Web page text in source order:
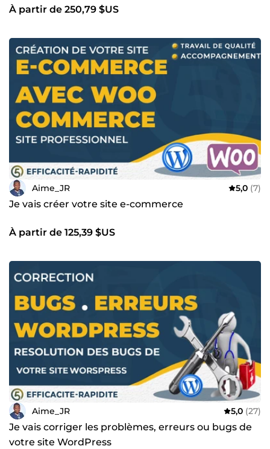
À partir de 250,79 $US
Aime_JR 5,0 (7)
Je vais créer votre site e-commerce
À partir de 125,39 $US
Aime_JR 5,0 (27)
Je vais corriger les problèmes, erreurs ou bugs de
votre site WordPress